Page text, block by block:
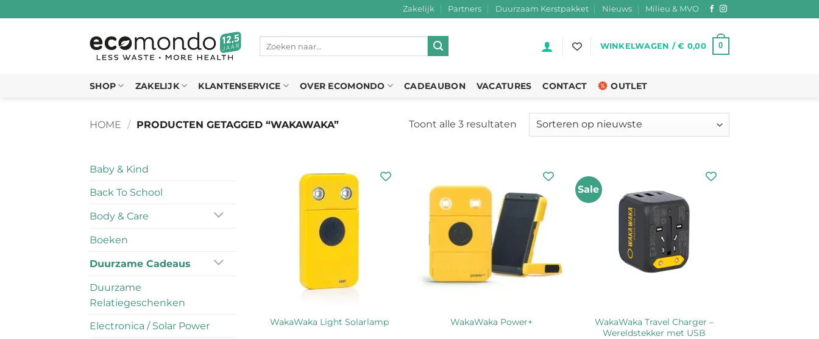
Zakelijk Partners Duurzaam Kerstpakket Nieuws Milieu & MVO
Zoeken
WINKELWAGEN /€ 0,00 0
SHOP ZAKELIJK KLANTENSERVICE OVER ECOMONDO CADEAUBON VACATURES CONTACT OUTLET
HOME / PRODUCTEN GETAGGED “WAKAWAKA” Toont alle 3 resultaten Gesorteerd
op
Baby & Kind
Back To School
Body & Care
Boeken
Duurzame Cadeaus
Duurzame
Relatiegeschenken
Electronica / Solar Power
WakaWaka Light Solarlamp WakaWaka Power+
Sale
WakaWaka Travel Charger –
Wereldstekker met USB